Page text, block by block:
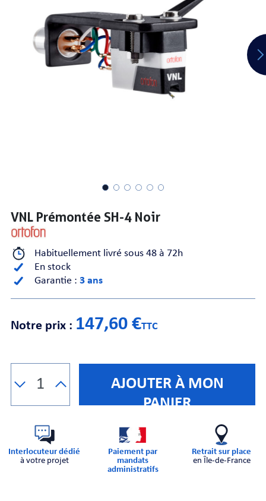
AUDIO
VNL Prémontée SH-4 Noir
Habituellement livré sous 48 à 72h
En stock
Garantie : 3 ans
Notre prix : 147,60 €TTC
AJOUTER À MON
PANIER
Interlocuteur dédié
à votre projet
Paiement par
mandats
administratifs
Retrait sur place
en Île-de-France